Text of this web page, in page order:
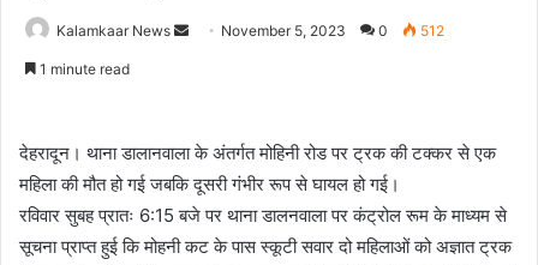
Kalamkaar News
a
n
e
November 5, 2023 0 512
1 minute read
देहरादून। थाना डालानवाला के अंतर्गत मोहिनी रोड पर ट्रक की टक्कर से एक
महिला की मौत हो गई जबकि दूसरी गंभीर रूप से घायल हो गई।
रविवार सुबह प्रातः 6:15 बजे पर थाना डालनवाला पर कंट्रोल रूम के माध्यम से
सूचना प्राप्त हुई कि मोहनी कट के पास स्कूटी सवार दो महिलाओं को अज्ञात ट्रक